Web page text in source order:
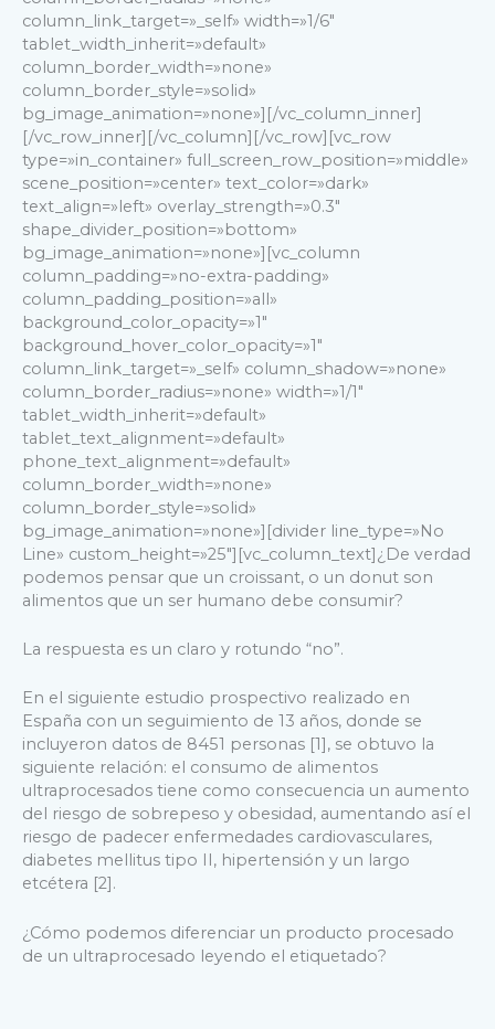
column_link_target=»_self» width=»1/6″
tablet_width_inherit=»default»
column_border_width=»none»
column_border_style=»solid»
bg_image_animation=»none»][/vc_column_inner]
[/vc_row_inner][/vc_column][/vc_row][vc_row
type=»in_container» full_screen_row_position=»middle»
scene_position=»center» text_color=»dark»
text_align=»left» overlay_strength=»0.3″
shape_divider_position=»bottom»
bg_image_animation=»none»][vc_column
column_padding=»no-extra-padding»
column_padding_position=»all»
background_color_opacity=»1″
background_hover_color_opacity=»1″
column_link_target=»_self» column_shadow=»none»
column_border_radius=»none» width=»1/1″
tablet_width_inherit=»default»
tablet_text_alignment=»default»
phone_text_alignment=»default»
column_border_width=»none»
column_border_style=»solid»
bg_image_animation=»none»][divider line_type=»No
Line» custom_height=»25″][vc_column_text]¿De verdad
podemos pensar que un croissant, o un donut son
alimentos que un ser humano debe consumir?
La respuesta es un claro y rotundo “no”.
En el siguiente estudio prospectivo realizado en
España con un seguimiento de 13 años, donde se
incluyeron datos de 8451 personas [1], se obtuvo la
siguiente relación: el consumo de alimentos
ultraprocesados tiene como consecuencia un aumento
del riesgo de sobrepeso y obesidad, aumentando así el
riesgo de padecer enfermedades cardiovasculares,
diabetes mellitus tipo II, hipertensión y un largo
etcétera [2].
¿Cómo podemos diferenciar un producto procesado
de un ultraprocesado leyendo el etiquetado?